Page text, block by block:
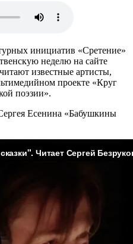
инициатив «Сретение»
неделю на сайте
известные артисты,
проекте «Круг
поэзии».
Есенина «Бабушкины